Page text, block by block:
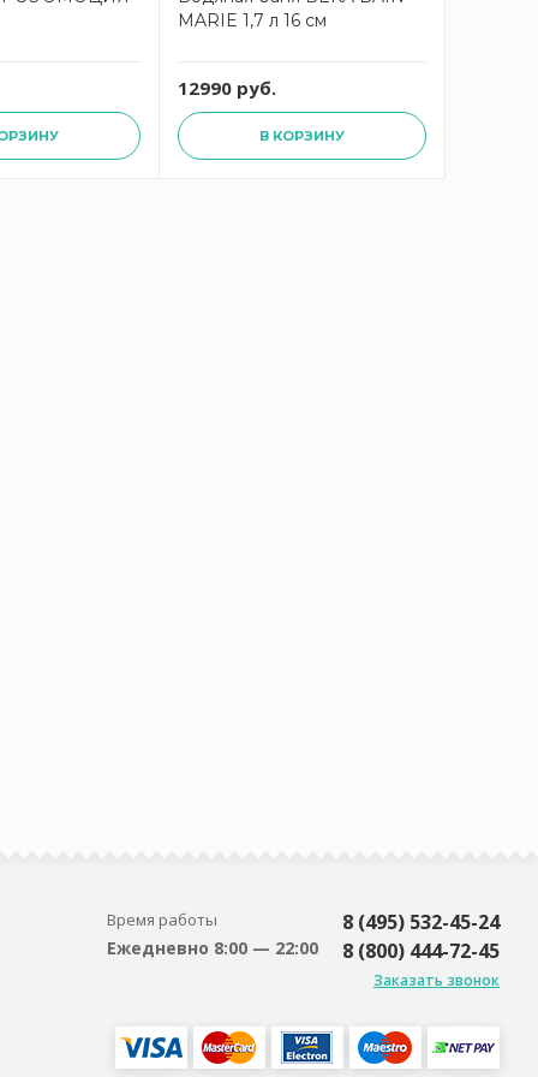
MARIE 1,7 л 16 см
12990 руб.
В КОРЗИНУ
Время работы
Ежедневно 8:00 — 22:00
8 (495) 532-45-24
8 (800) 444-72-45
Заказать звонок